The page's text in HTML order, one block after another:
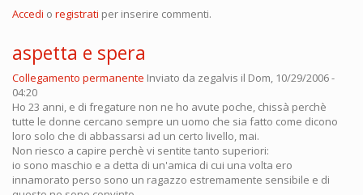
Accedi o registrati per inserire commenti.
aspetta e spera
Collegamento permanente Inviato da zegalvis il Dom, 10/29/2006 -
04:20
Ho 23 anni, e di fregature non ne ho avute poche, chissà perchè
tutte le donne cercano sempre un uomo che sia fatto come dicono
loro solo che di abbassarsi ad un certo livello, mai.
Non riesco a capire perchè vi sentite tanto superiori:
io sono maschio e a detta di un'amica di cui una volta ero
innamorato perso sono un ragazzo estremamente sensibile e di